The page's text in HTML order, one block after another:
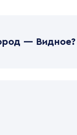
— Видное?